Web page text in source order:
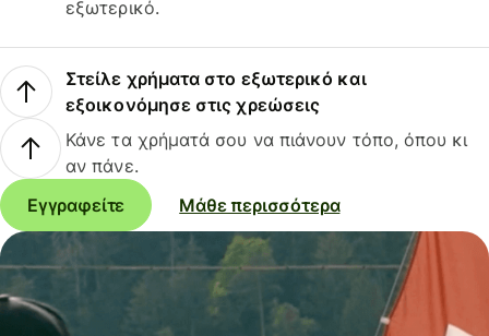
εξωτερικό.
Στείλε χρήματα στο εξωτερικό και
εξοικονόμησε στις χρεώσεις
Κάνε τα χρήματά σου να πιάνουν τόπο, όπου κι
αν πάνε.
Εγγραφείτε
Μάθε περισσότερα